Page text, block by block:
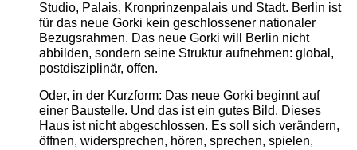
Studio, Palais, Kronprinzenpalais und Stadt. Berlin ist
für das neue Gorki kein geschlossener nationaler
Bezugsrahmen. Das neue Gorki will Berlin nicht
abbilden, sondern seine Struktur aufnehmen: global,
postdisziplinär, offen.
Oder, in der Kurzform: Das neue Gorki beginnt auf
einer Baustelle. Und das ist ein gutes Bild. Dieses
Haus ist nicht abgeschlossen. Es soll sich verändern,
öffnen, widersprechen, hören, sprechen, spielen,